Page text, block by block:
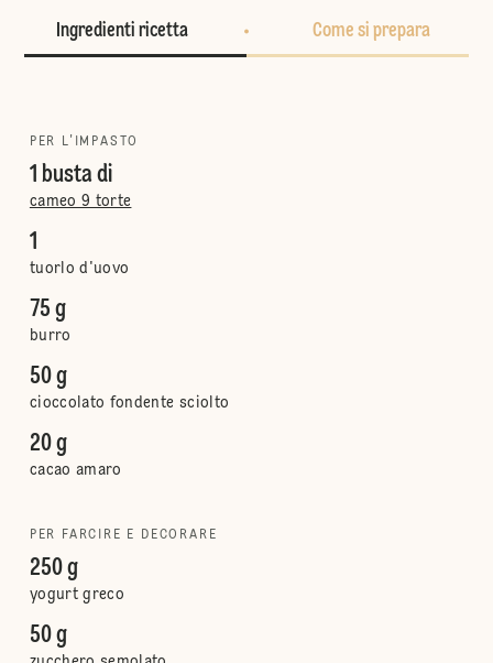
Ingredienti ricetta Come si prepara
PER L'IMPASTO
1 busta di
cameo 9 torte
1
tuorlo d'uovo
75 g
burro
50 g
cioccolato fondente sciolto
20 g
cacao amaro
PER FARCIRE E DECORARE
250 g
yogurt greco
50 g